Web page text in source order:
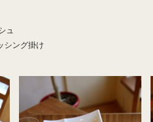
ュ
シング掛け